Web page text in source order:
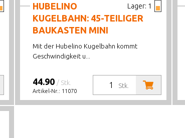
Lager: 1
HUBELINO
KUGELBAHN: 45-TEILIGER
BAUKASTEN MINI
Mit der Hubelino Kugelbahn kommt
Geschwindigkeit u...
Stk.
44.90 / Stk.
Artikel-Nr.: 11070